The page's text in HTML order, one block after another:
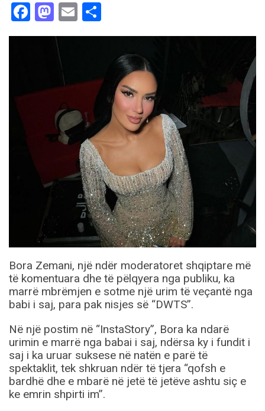
Facebook
Mastodon
Email
Bora Zemani, një ndër moderatoret shqiptare më
të komentuara dhe të pëlqyera nga publiku, ka
marrë mbrëmjen e sotme një urim të veçantë nga
babi i saj, para pak nisjes së “DWTS”.
Në një postim në “InstaStory”, Bora ka ndarë
urimin e marrë nga babai i saj, ndërsa ky i fundit i
saj i ka uruar suksese në natën e parë të
spektaklit, tek shkruan ndër të tjera “qofsh e
bardhë dhe e mbarë në jetë të jetëve ashtu siç e
ke emrin shpirti im”.